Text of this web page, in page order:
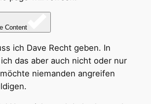
Content
ich Dave Recht geben. In
das aber auch nicht oder nur
niemanden angreifen